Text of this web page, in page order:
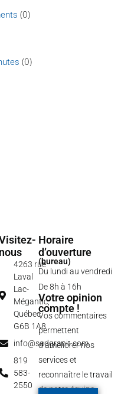
(0)
(0)
nous
4263 rue
Laval
Lac-
Mégantic,
Québec
G6B 1A8
info@sadgranit.com
819
583-
2550
Horaire
d’ouverture
(bureau)
Du lundi au vendredi
De 8h à 16h
Votre opinion
compte !
Vos commentaires
permettent
d’améliorer nos
services et
reconnaître le travail
de notre équipe.